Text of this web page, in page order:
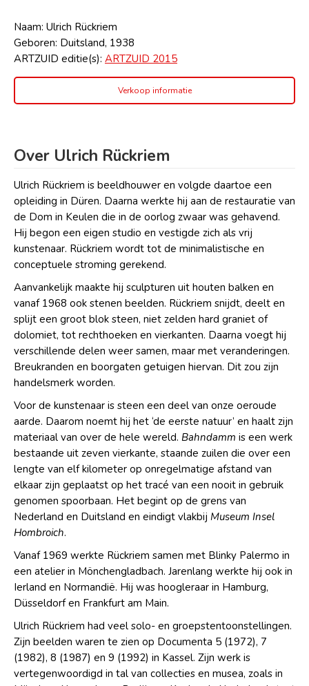
Naam: Ulrich Rückriem
Geboren: Duitsland, 1938
ARTZUID editie(s): ARTZUID 2015
Verkoop informatie
Over Ulrich Rückriem
Ulrich Rückriem is beeldhouwer en volgde daartoe een
opleiding in Düren. Daarna werkte hij aan de restauratie van
de Dom in Keulen die in de oorlog zwaar was gehavend.
Hij begon een eigen studio en vestigde zich als vrij
kunstenaar. Rückriem wordt tot de minimalistische en
conceptuele stroming gerekend.
Aanvankelijk maakte hij sculpturen uit houten balken en
vanaf 1968 ook stenen beelden. Rückriem snijdt, deelt en
splijt een groot blok steen, niet zelden hard graniet of
dolomiet, tot rechthoeken en vierkanten. Daarna voegt hij
verschillende delen weer samen, maar met veranderingen.
Breukranden en boorgaten getuigen hiervan. Dit zou zijn
handelsmerk worden.
Voor de kunstenaar is steen een deel van onze oeroude
aarde. Daarom noemt hij het ‘de eerste natuur’ en haalt zijn
materiaal van over de hele wereld. Bahndamm is een werk
bestaande uit zeven vierkante, staande zuilen die over een
lengte van elf kilometer op onregelmatige afstand van
elkaar zijn geplaatst op het tracé van een nooit in gebruik
genomen spoorbaan. Het begint op de grens van
Nederland en Duitsland en eindigt vlakbij Museum Insel
Hombroich.
Vanaf 1969 werkte Rückriem samen met Blinky Palermo in
een atelier in Mönchengladbach. Jarenlang werkte hij ook in
Ierland en Normandië. Hij was hoogleraar in Hamburg,
Düsseldorf en Frankfurt am Main.
Ulrich Rückriem had veel solo- en groepstentoonstellingen.
Zijn beelden waren te zien op Documenta 5 (1972), 7
(1982), 8 (1987) en 9 (1992) in Kassel. Zijn werk is
vertegenwoordigd in tal van collecties en musea, zoals in